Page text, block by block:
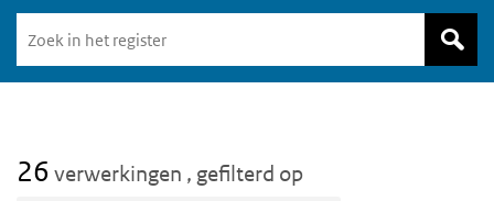
in
het
26 verwerkingen , gefilterd op